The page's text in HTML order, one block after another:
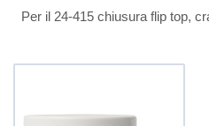
Per il 24-415 chiusura flip top,